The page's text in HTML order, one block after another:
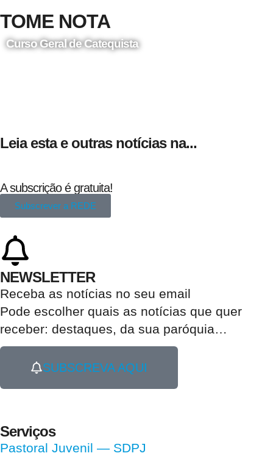
TOME NOTA
Curso Geral de Catequista
Leia esta e outras notícias na...
A subscrição é gratuita!
Subscrever a REDE
NEWSLETTER
Receba as notícias no seu email​
Pode escolher quais as notícias que quer
receber: destaques, da sua paróquia…
SUBSCREVA AQUI
Serviços
Pastoral Juvenil — SDPJ